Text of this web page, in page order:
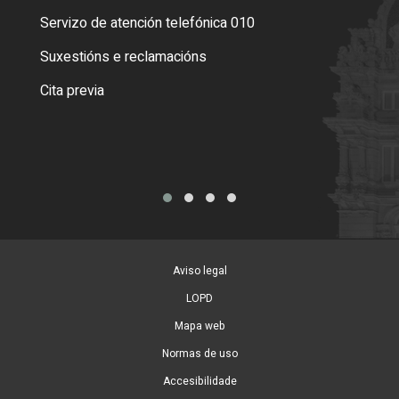
Servizo de atención telefónica 010
Suxestións e reclamacións
Cita previa
Aviso legal
LOPD
Mapa web
Normas de uso
Accesibilidade